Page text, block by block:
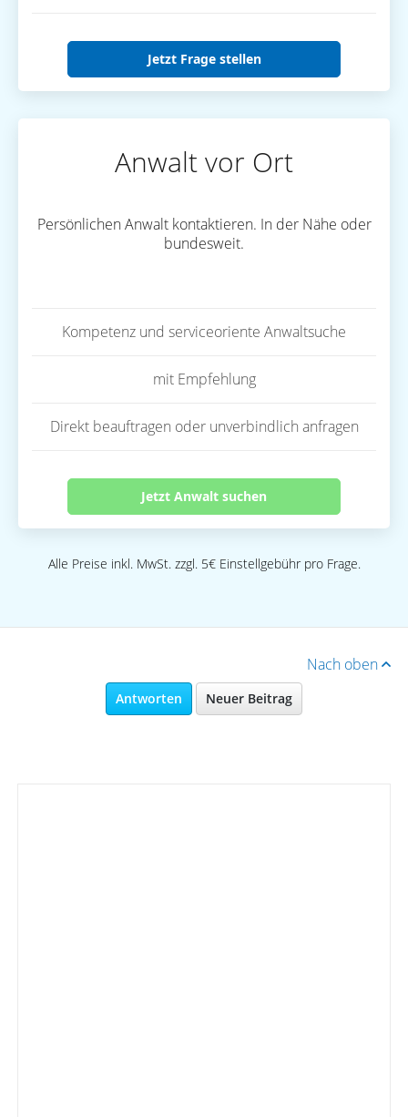
Jetzt Frage stellen
Anwalt vor Ort
Persönlichen Anwalt kontaktieren. In der Nähe oder
bundesweit.
Kompetenz und serviceoriente Anwaltsuche
mit Empfehlung
Direkt beauftragen oder unverbindlich anfragen
Jetzt Anwalt suchen
Alle Preise inkl. MwSt. zzgl. 5€ Einstellgebühr pro Frage.
Nach oben
Antworten Neuer Beitrag